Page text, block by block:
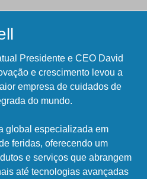
Presidente e CEO David
e crescimento levou a
empresa de cuidados de
do mundo.
global especializada em
feridas, oferecendo um
e serviços que abrangem
até tecnologias avançadas